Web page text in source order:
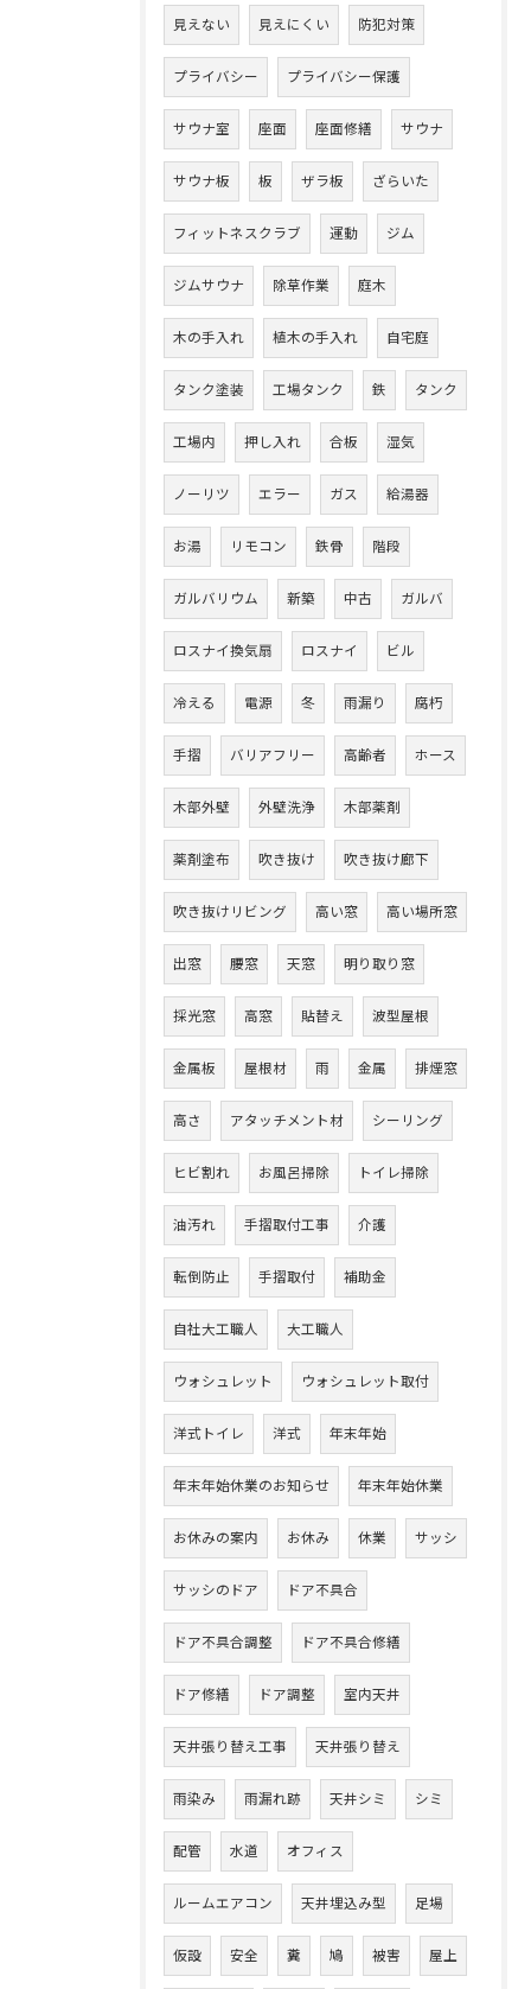
見えない 見えにくい 防犯対策
プライバシー プライバシー保護
サウナ室 座面 座面修繕 サウナ
サウナ板 板 ザラ板 ざらいた
フィットネスクラブ 運動 ジム
ジムサウナ 除草作業 庭木
木の手入れ 植木の手入れ 自宅庭
タンク塗装 工場タンク 鉄 タンク
工場内 押し入れ 合板 湿気
ノーリツ エラー ガス 給湯器
お湯 リモコン 鉄骨 階段
ガルバリウム 新築 中古 ガルバ
ロスナイ換気扇 ロスナイ ビル
冷える 電源 冬 雨漏り 腐朽
手摺 バリアフリー 高齢者 ホース
木部外壁 外壁洗浄 木部薬剤
薬剤塗布 吹き抜け 吹き抜け廊下
吹き抜けリビング 高い窓 高い場所窓
出窓 腰窓 天窓 明り取り窓
採光窓 高窓 貼替え 波型屋根
金属板 屋根材 雨 金属 排煙窓
高さ アタッチメント材 シーリング
ヒビ割れ お風呂掃除 トイレ掃除
油汚れ 手摺取付工事 介護
転倒防止 手摺取付 補助金
自社大工職人 大工職人
ウォシュレット ウォシュレット取付
洋式トイレ 洋式 年末年始
年末年始休業のお知らせ 年末年始休業
お休みの案内 お休み 休業 サッシ
サッシのドア ドア不具合
ドア不具合調整 ドア不具合修繕
ドア修繕 ドア調整 室内天井
天井張り替え工事 天井張り替え
雨染み 雨漏れ跡 天井シミ シミ
配管 水道 オフィス
ルームエアコン 天井埋込み型 足場
仮設 安全 糞 鳩 被害 屋上